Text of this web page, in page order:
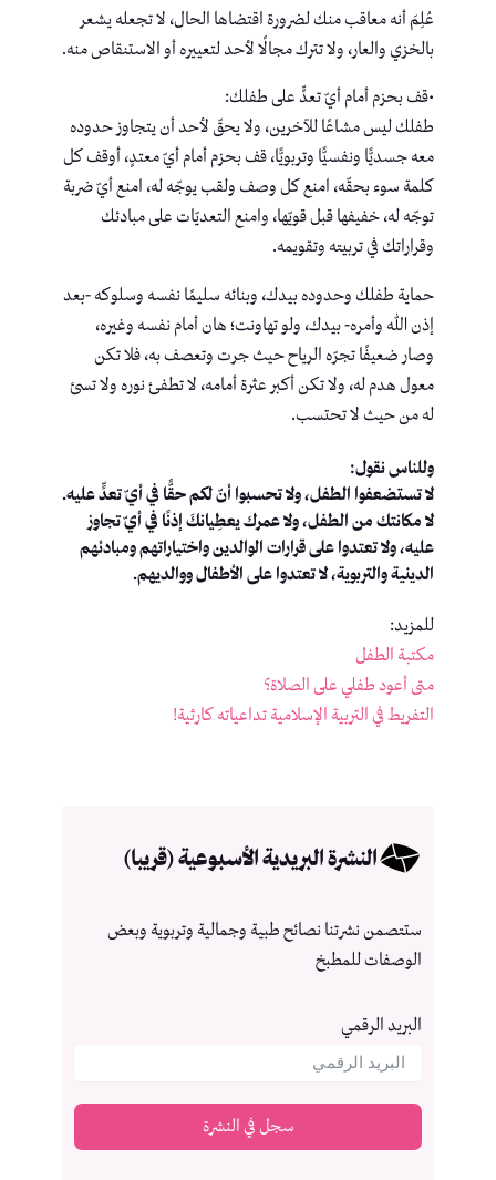
عُلِمَ أنه معاقب منك لضرورة اقتضاها الحال، لا تجعله يشعر
بالخزي والعار، ولا تترك مجالًا لأحد لتعييره أو الاستنقاص منه.
•قف بحزم أمام أيّ تعدٍّ على طفلك:
طفلك ليس مشاعًا للآخرين، ولا يحقّ لأحد أن يتجاوز حدوده
معه جسديًّا ونفسيًّا وتربويًّا، قف بحزم أمام أيّ معتدٍ، أوقف كل
كلمة سوء بحقّه، امنع كل وصف ولقب يوجّه له، امنع أيّ ضربة
توجّه له، خفيفها قبل قويّها، وامنع التعديّات على مبادئك
وقراراتك في تربيته وتقويمه.
حماية طفلك وحدوده بيدك، وبنائه سليمًا نفسه وسلوكه -بعد
إذن الله وأمره- بيدك، ولو تهاونت؛ هان أمام نفسه وغيره،
وصار ضعيفًا تجرّه الرياح حيث جرت وتعصف به، فلا تكن
معول هدم له، ولا تكن أكبر عثرة أمامه، لا تطفئ نوره ولا تسئ
له من حيث لا تحتسب.
وللناس نقول:
لا تستضعفوا الطفل، ولا تحسبوا أنّ لكم حقًّا في أيّ تعدٍّ عليه.
لا مكانتك من الطفل، ولا عمرك يعطِيانكَ إذنًا في أيّ تجاوز
عليه، ولا تعتدوا على قرارات الوالدين واختياراتهم ومبادئهم
الدينية والتربوية، لا تعتدوا على الأطفال ووالديهم.
للمزيد:
مكتبة الطفل
متى أعود طفلي على الصلاة؟
التفريط في التربية الإسلامية تداعياته كارثية!
النشرة البريدية الأسبوعية (قريبا)
ستتصمن نشرتنا نصائح طبية وجمالية وتربوية وبعض
الوصفات للمطبخ
البريد الرقمي
سجل في النشرة